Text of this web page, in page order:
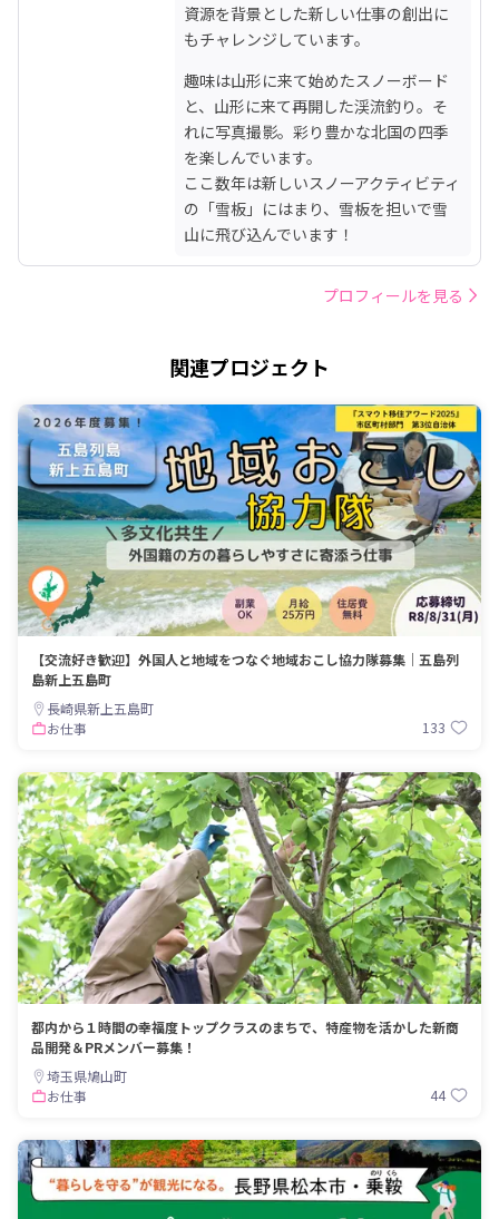
資源を背景とした新しい仕事の創出に
もチャレンジしています。
趣味は山形に来て始めたスノーボード
と、山形に来て再開した渓流釣り。そ
れに写真撮影。彩り豊かな北国の四季
を楽しんでいます。
ここ数年は新しいスノーアクティビティ
の「雪板」にはまり、雪板を担いで雪
山に飛び込んでいます！
プロフィールを見る
関連プロジェクト
【交流好き歓迎】外国人と地域をつなぐ地域おこし協力隊募集｜五島列
島新上五島町
長崎県新上五島町
お仕事
133
都内から１時間の幸福度トップクラスのまちで、特産物を活かした新商
品開発＆PRメンバー募集！
埼玉県鳩山町
お仕事
44